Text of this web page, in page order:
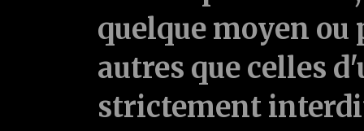
quelque moyen ou
autres que celles
strictement